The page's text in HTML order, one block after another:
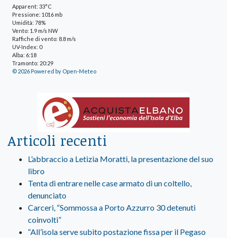
Apparent: 33°C
Pressione: 1016 mb
Umidità: 78%
Vento: 1.9 m/s NW
Raffiche di vento: 8.8 m/s
UV-Index: 0
Alba: 6:18
Tramonto: 20:29
© 2026 Powered by Open-Meteo
Articoli recenti
L’abbraccio a Letizia Moratti, la presentazione del suo
libro
Tenta di entrare nelle case armato di un coltello,
denunciato
Carceri, “Sommossa a Porto Azzurro 30 detenuti
coinvolti”
“All’isola serve subito postazione fissa per il Pegaso